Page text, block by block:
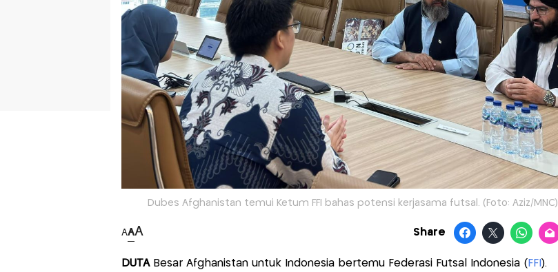
Dubes Afghanistan temui Ketum FFI bahas potensi kerjasama futsal. (Foto: Aziz/MNC)
AAA Share
DUTA Besar Afghanistan untuk Indonesia bertemu Federasi Futsal Indonesia ( FFI ).